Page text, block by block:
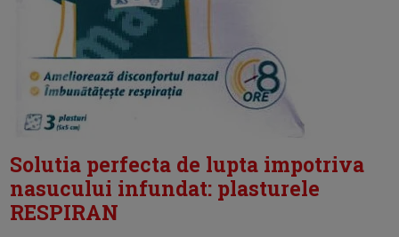
Solutia perfecta de lupta impotriva
nasucului infundat: plasturele
RESPIRAN